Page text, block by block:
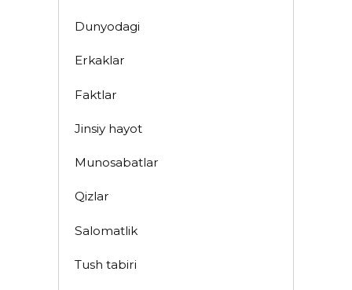
Dunyodagi
Erkaklar
Faktlar
Jinsiy hayot
Munosabatlar
Qizlar
Salomatlik
Tush tabiri